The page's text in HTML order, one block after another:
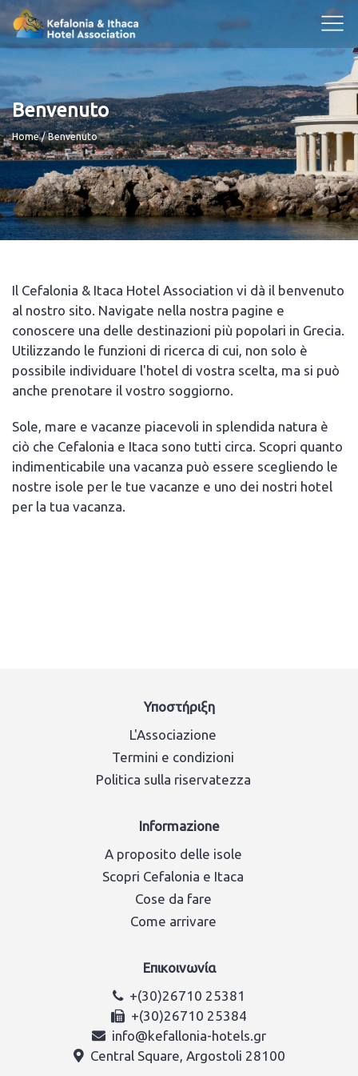
Benvenuto
Breadcrumb
Home Benvenuto
Il Cefalonia & Itaca Hotel Association vi dà il benvenuto
al nostro sito. Navigate nella nostra pagine e
conoscere una delle destinazioni più popolari in Grecia.
Utilizzando le funzioni di ricerca di cui, non solo è
possibile individuare l'hotel di vostra scelta, ma si può
anche prenotare il vostro soggiorno.
Sole, mare e vacanze piacevoli in splendida natura è
ciò che Cefalonia e Itaca sono tutti circa. Scopri quanto
indimenticabile una vacanza può essere scegliendo le
nostre isole per le tue vacanze e uno dei nostri hotel
per la tua vacanza.
Υποστήριξη
L'Associazione
Termini e condizioni
Politica sulla riservatezza
Informazione
A proposito delle isole
Scopri Cefalonia e Itaca
Cose da fare
Come arrivare
Επικοινωνία
+(30)26710 25381
+(30)26710 25384
info@kefallonia-hotels.gr
Central Square, Argostoli 28100